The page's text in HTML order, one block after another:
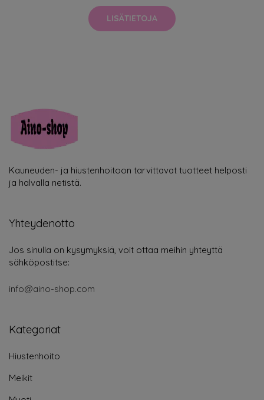
LISÄTIETOJA
Kauneuden- ja hiustenhoitoon tarvittavat tuotteet helposti
ja halvalla netistä.
Yhteydenotto
Jos sinulla on kysymyksiä, voit ottaa meihin yhteyttä
sähköpostitse:
info@aino-shop.com
Kategoriat
Hiustenhoito
Meikit